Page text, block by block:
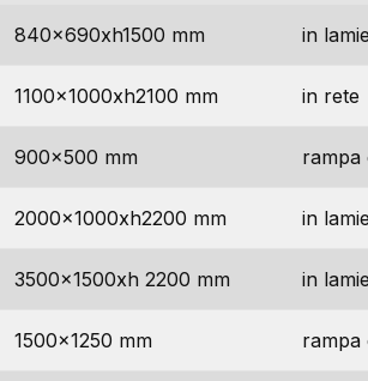
840x690xh1500 mm in
1100x1000xh2100 mm in rete
900×500 mm rampa
2000x1000xh2200 mm in
3500x1500xh 2200 mm in
1500×1250 mm rampa